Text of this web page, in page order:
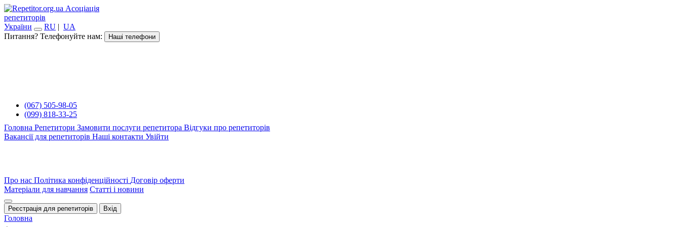
Асоціація
репетиторів
України
RU | UA
Питання? Телефонуйте нам:
Наші телефони
(067) 505-98-05
(099) 818-33-25
Головна Репетитори Замовити послуги репетитора Відгуки про репетиторів
Вакансії для репетиторів Наші контакти Увійти
Про нас Політика конфіденційності Договір оферти
Матеріали для навчання Статті і новини
Реєстрація для репетиторів Вхід
Головна